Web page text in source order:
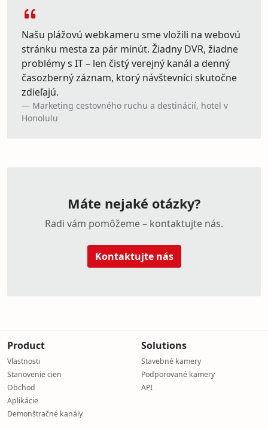
Našu plážovú webkameru sme vložili na webovú
stránku mesta za pár minút. Žiadny DVR, žiadne
problémy s IT – len čistý verejný kanál a denný
časozberný záznam, ktorý návštevníci skutočne
zdieľajú.
Marketing cestovného ruchu a destinácií, hotel v
Honolulu
Máte nejaké otázky?
Radi vám pomôžeme – kontaktujte nás.
Kontaktujte nás
Construction site camera with automatic time-lapse
Remote property surveillance and long-term video
Market projects by showcasing live construction
DSLR and webcam cloud recording with second-by-
Live stream and record any outdoor or indoor camera
Embed a live camera player on your own website
Cloud-based IP camera solution — no DVR, NVR or local
Product
Vlastnosti
Stanovenie cien
Obchod
Aplikácie
Demonštračné kanály
Solutions
Stavebné kamery
Podporované kamery
API